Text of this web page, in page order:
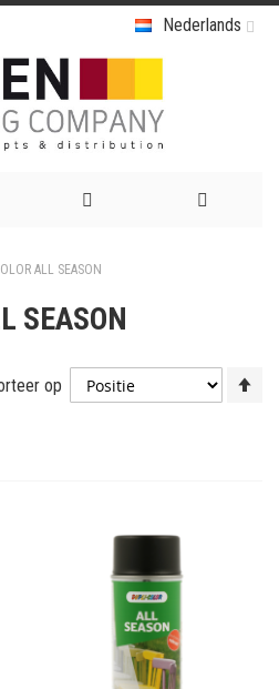
Nederlands
ALL SEASON
SEASON
op